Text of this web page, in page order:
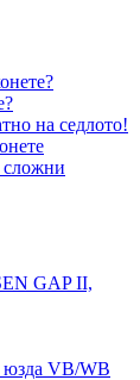
на седлото!
сложни
GAP II,
юзда VB/WB